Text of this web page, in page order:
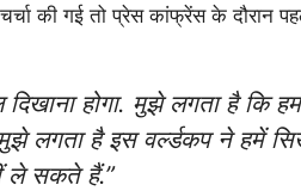
की गई तो प्रेस कांफ्रेंस के दौरान
होगा. मुझे लगता है कि
लगता है इस वर्ल्डकप ने हमें
ले सकते हैं.”